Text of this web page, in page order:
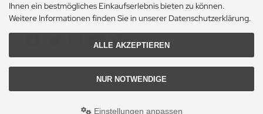
Social Media
heikes-handgewebtes.de/shop/ - All rights reserved.
Ihnen ein bestmögliches Einkaufserlebnis bieten zu können.
Weitere Informationen finden Sie in unserer Datenschutzerklärung.
ALLE AKZEPTIEREN
NUR NOTWENDIGE
Einstellungen anpassen